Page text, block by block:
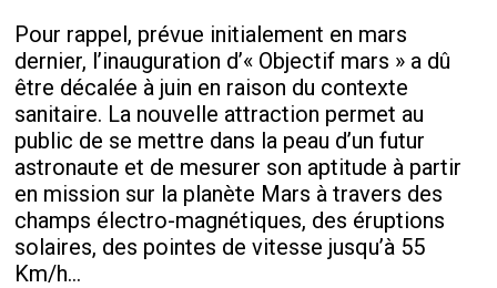
Pour rappel, prévue initialement en mars
dernier, l’inauguration d’« Objectif mars » a dû
être décalée à juin en raison du contexte
sanitaire. La nouvelle attraction permet au
public de se mettre dans la peau d’un futur
astronaute et de mesurer son aptitude à partir
en mission sur la planète Mars à travers des
champs électro-magnétiques, des éruptions
solaires, des pointes de vitesse jusqu’à 55
Km/h...